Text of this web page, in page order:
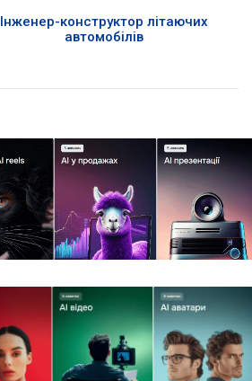
Інженер-конструктор літаючих
автомобілів